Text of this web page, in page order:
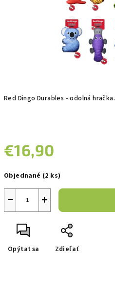
Red Dingo Durables - odolná hračka.
€16,90
cena:
Objednané (2 ks)
+
−
Opýtať sa Zdieľať